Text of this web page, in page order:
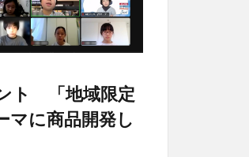
ト 「地域限定
マに商品開発し